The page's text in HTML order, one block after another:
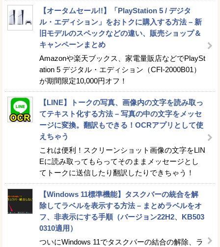
【オータムセール!!】「PlayStation 5 / デジタ
ル・エディション」をおトクに購入する方法 – 新
旧モデルのスペックなどの違い、販売ショップ＆
キャンペーンまとめ
Amazonや楽天ブックス、家電量販店などでPlaySt
ation 5 デジタル・エディション（CFI-2000B01）
が期間限定10,000円オフ！
【LINE】トークの写真、画像内の文字を読み取っ
てテキスト化する方法 – 写真の中の文字をメッセ
ージに変換。翻訳もできる！OCRアプリとして使
えちゃう
これは便利！スクリーンショット画像の文字をLIN
Eに読み取ってもらってそのままメッセージとし
てトークに送信したり翻訳したりできちゃう！
【Windows 11標準機能】タスクバーの統合を解
除してラベルを表示する方法 – まとめラベルをオ
フ、非表示にする手順（バージョン22H2、KB503
0310適用）
ついにWindows 11でタスクバーの結合の解除、ラ